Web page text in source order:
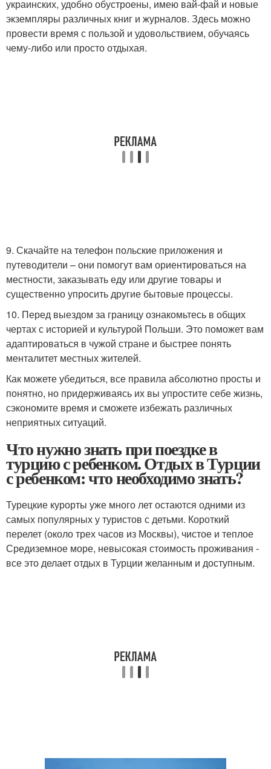
украинских, удобно обустроены, имею вай-фай и новые
экземпляры различных книг и журналов. Здесь можно
провести время с пользой и удовольствием, обучаясь
чему-либо или просто отдыхая.
9. Скачайте на телефон польские приложения и
путеводители – они помогут вам ориентироваться на
местности, заказывать еду или другие товары и
существенно упросить другие бытовые процессы.
10. Перед выездом за границу ознакомьтесь в общих
чертах с историей и культурой Польши. Это поможет вам
адаптироваться в чужой стране и быстрее понять
менталитет местных жителей.
Как можете убедиться, все правила абсолютно просты и
понятно, но придерживаясь их вы упростите себе жизнь,
сэкономите время и сможете избежать различных
неприятных ситуаций.
Что нужно знать при поездке в
турцию с ребенком. Отдых в Турции
с ребенком: что необходимо знать?
Турецкие курорты уже много лет остаются одними из
самых популярных у туристов с детьми. Короткий
перелет (около трех часов из Москвы), чистое и теплое
Средиземное море, невысокая стоимость проживания -
все это делает отдых в Турции желанным и доступным.